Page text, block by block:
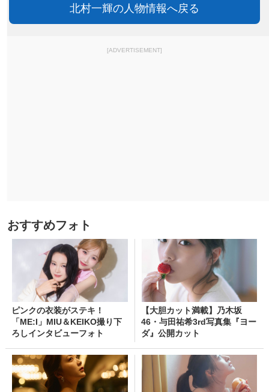
北村一輝の人物情報へ戻る
[ADVERTISEMENT]
おすすめフォト
ピンクの衣装がステキ！
「ME:I」MIU＆KEIKO撮り下
ろしインタビューフォト
【大胆カット満載】乃木坂
46・与田祐希3rd写真集『ヨー
ダ』公開カット